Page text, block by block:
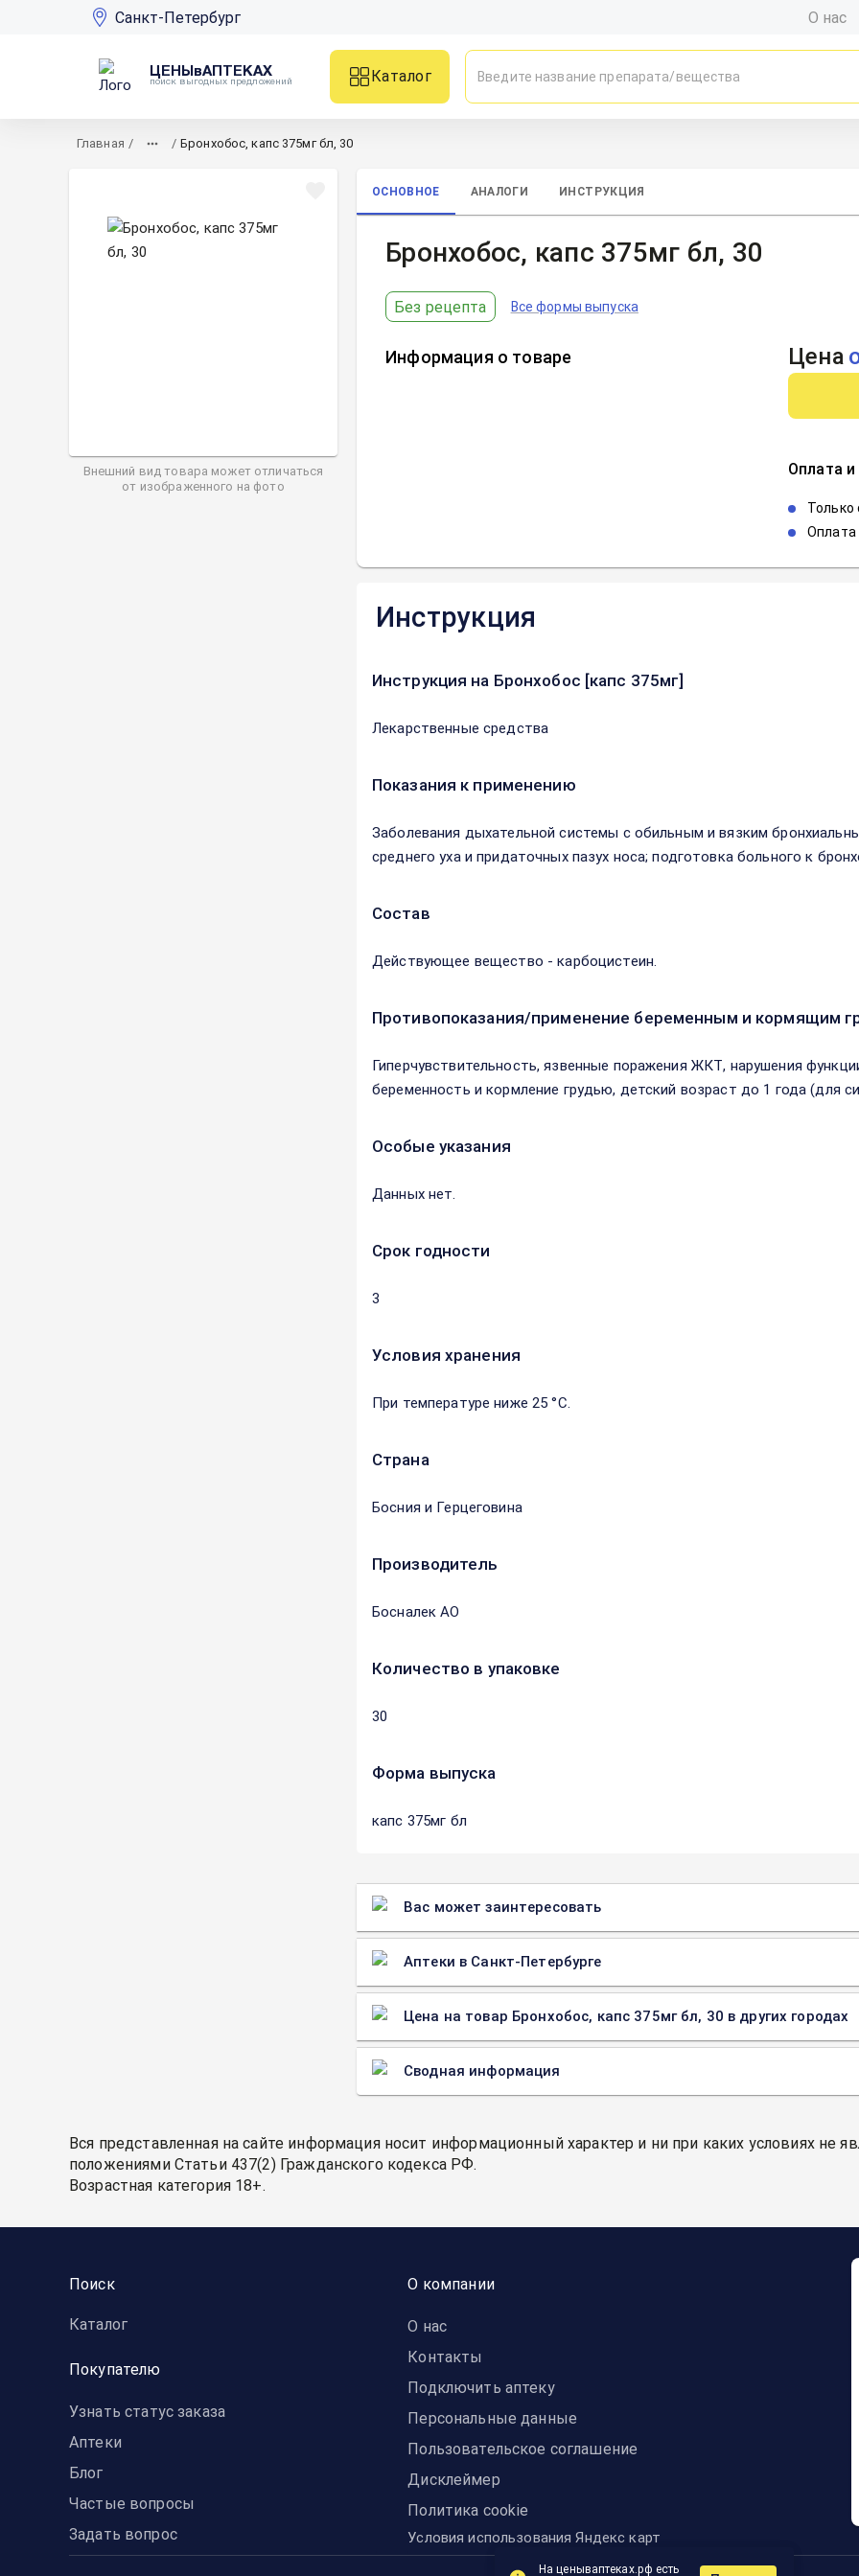
Санкт-Петербург О нас
ЦЕНЫвАПТЕКАХ
поиск выгодных предложений
Каталог
Главная / / Бронхобос, капс 375мг бл, 30
Внешний вид товара может отличаться
от изображенного на фото
ОСНОВНОЕ АНАЛОГИ ИНСТРУКЦИЯ
Бронхобос, капс 375мг бл, 30
Без рецепта Все формы выпуска
Информация о товаре Цена
Оплата
Только
Оплата
Инструкция
Инструкция на Бронхобос [капс 375мг]
Лекарственные средства
Показания к применению
Заболевания дыхательной системы с обильным и вязким
среднего уха и придаточных пазух носа; подготовка больного к
Состав
Действующее вещество - карбоцистеин.
Противопоказания/применение беременным и кормящим
Гиперчувствительность, язвенные поражения ЖКТ, нарушения
беременность и кормление грудью, детский возраст до 1 года (для
Особые указания
Данных нет.
Срок годности
3
Условия хранения
При температуре ниже 25 °C.
Страна
Босния и Герцеговина
Производитель
Босналек АО
Количество в упаковке
30
Форма выпуска
капс 375мг бл
Вас может заинтересовать
Аптеки в Санкт-Петербурге
Цена на товар Бронхобос, капс 375мг бл, 30 в других городах
Сводная информация
Вся представленная на сайте информация носит информационный характер и ни при каких условиях не
положениями Статьи 437(2) Гражданского кодекса РФ.
Возрастная категория 18+.
Поиск
Каталог
Покупателю
Узнать статус заказа
Аптеки
Блог
Частые вопросы
Задать вопрос
О компании
О нас
Контакты
Подключить аптеку
Персональные данные
Пользовательское соглашение
Дисклеймер
Политика cookie
Условия использования Яндекс карт
На ценываптеках.рф есть